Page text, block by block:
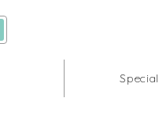
Special